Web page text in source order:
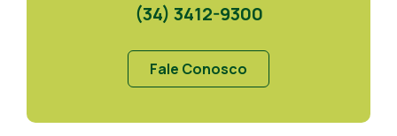
(34) 3412-9300
Fale Conosco